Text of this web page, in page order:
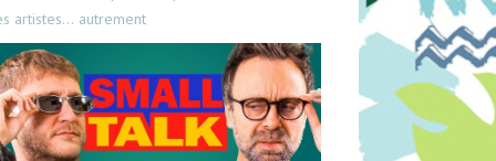
artistes… autrement